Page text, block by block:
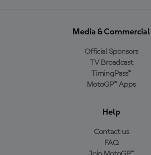
Media & Commercial
Official Sponsors
TV Broadcast
TimingPass™
MotoGP™ Apps
Help
Contact us
FAQ